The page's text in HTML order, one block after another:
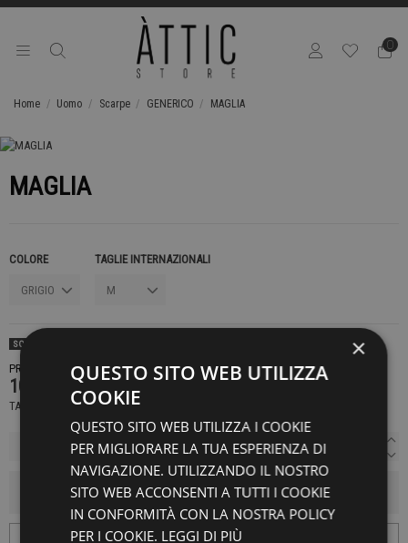
0
Home Uomo Scarpe GENERICO MAGLIA
MAGLIA
COLORE TAGLIE INTERNAZIONALI
SOLD OUT
PRODOTTO NON DISPONIBILE CONTATTACI PER SAPERE DI PIÙ
109,00 €
TASSE INCLUSE
AGGIUNGI AL CARRELLO
×
QUESTO SITO WEB UTILIZZA
COOKIE
QUESTO SITO WEB UTILIZZA I COOKIE
PER MIGLIORARE LA TUA ESPERIENZA DI
NAVIGAZIONE. UTILIZZANDO IL NOSTRO
SITO WEB ACCONSENTI A TUTTI I COOKIE
IN CONFORMITÀ CON LA NOSTRA POLICY
PER I COOKIE. LEGGI DI PIÙ